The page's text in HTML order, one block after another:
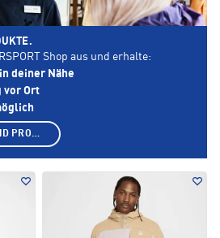
Shop aus und erhalte:
deiner Nähe
vor Ort
SHOP AUSWÄHLEN UND PRODUKTE ANZEIGEN